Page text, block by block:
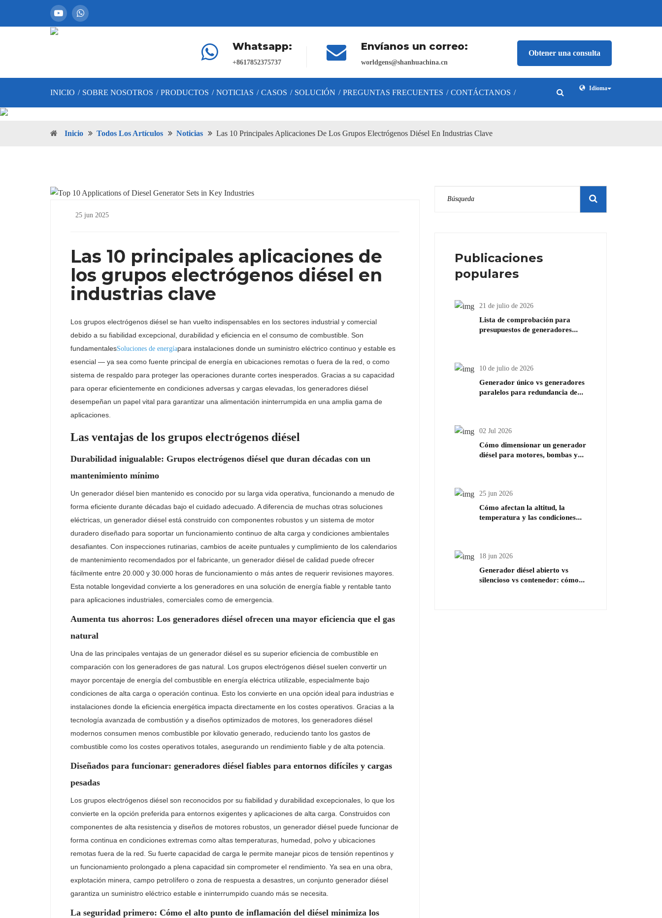
Whatsapp:
+8617852375737
Envíanos un correo:
worldgens@shanhuachina.cn
Obtener una consulta
INICIO / SOBRE NOSOTROS / PRODUCTOS / NOTICIAS / CASOS / SOLUCIÓN / PREGUNTAS FRECUENTES / CONTÁCTANOS / Idioma
Inicio Todos Los Artículos Noticias Las 10 Principales Aplicaciones De Los Grupos Electrógenos Diésel En Industrias Clave
25 jun 2025
Las 10 principales aplicaciones de
los grupos electrógenos diésel en
industrias clave
Los grupos electrógenos diésel se han vuelto indispensables en los sectores industrial y comercial
debido a su fiabilidad excepcional, durabilidad y eficiencia en el consumo de combustible. Son
fundamentalesSoluciones de energíapara instalaciones donde un suministro eléctrico continuo y estable es
esencial — ya sea como fuente principal de energía en ubicaciones remotas o fuera de la red, o como
sistema de respaldo para proteger las operaciones durante cortes inesperados. Gracias a su capacidad
para operar eficientemente en condiciones adversas y cargas elevadas, los generadores diésel
desempeñan un papel vital para garantizar una alimentación ininterrumpida en una amplia gama de
aplicaciones.
Las ventajas de los grupos electrógenos diésel
Durabilidad inigualable: Grupos electrógenos diésel que duran décadas con un
mantenimiento mínimo
Un generador diésel bien mantenido es conocido por su larga vida operativa, funcionando a menudo de
forma eficiente durante décadas bajo el cuidado adecuado. A diferencia de muchas otras soluciones
eléctricas, un generador diésel está construido con componentes robustos y un sistema de motor
duradero diseñado para soportar un funcionamiento continuo de alta carga y condiciones ambientales
desafiantes. Con inspecciones rutinarias, cambios de aceite puntuales y cumplimiento de los calendarios
de mantenimiento recomendados por el fabricante, un generador diésel de calidad puede ofrecer
fácilmente entre 20.000 y 30.000 horas de funcionamiento o más antes de requerir revisiones mayores.
Esta notable longevidad convierte a los generadores en una solución de energía fiable y rentable tanto
para aplicaciones industriales, comerciales como de emergencia.
Aumenta tus ahorros: Los generadores diésel ofrecen una mayor eficiencia que el gas
natural
Una de las principales ventajas de un generador diésel es su superior eficiencia de combustible en
comparación con los generadores de gas natural. Los grupos electrógenos diésel suelen convertir un
mayor porcentaje de energía del combustible en energía eléctrica utilizable, especialmente bajo
condiciones de alta carga o operación continua. Esto los convierte en una opción ideal para industrias e
instalaciones donde la eficiencia energética impacta directamente en los costes operativos. Gracias a la
tecnología avanzada de combustión y a diseños optimizados de motores, los generadores diésel
modernos consumen menos combustible por kilovatio generado, reduciendo tanto los gastos de
combustible como los costes operativos totales, asegurando un rendimiento fiable y de alta potencia.
Diseñados para funcionar: generadores diésel fiables para entornos difíciles y cargas
pesadas
Los grupos electrógenos diésel son reconocidos por su fiabilidad y durabilidad excepcionales, lo que los
convierte en la opción preferida para entornos exigentes y aplicaciones de alta carga. Construidos con
componentes de alta resistencia y diseños de motores robustos, un generador diésel puede funcionar de
forma continua en condiciones extremas como altas temperaturas, humedad, polvo y ubicaciones
remotas fuera de la red. Su fuerte capacidad de carga le permite manejar picos de tensión repentinos y
un funcionamiento prolongado a plena capacidad sin comprometer el rendimiento. Ya sea en una obra,
explotación minera, campo petrolífero o zona de respuesta a desastres, un conjunto generador diésel
garantiza un suministro eléctrico estable e ininterrumpido cuando más se necesita.
La seguridad primero: Cómo el alto punto de inflamación del diésel minimiza los
Publicaciones
populares
21 de julio de 2026
Lista de comprobación para
presupuestos de generadores
10 de julio de 2026
Generador único vs generadores
paralelos para redundancia de
02 Jul 2026
Cómo dimensionar un generador
diésel para motores, bombas y
25 jun 2026
Cómo afectan la altitud, la
temperatura y las condiciones
18 jun 2026
Generador diésel abierto vs
silencioso vs contenedor: cómo